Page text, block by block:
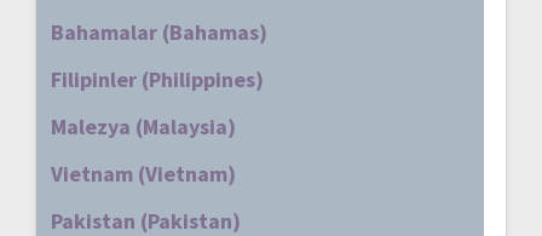
Bahamalar (Bahamas)
Filipinler (Philippines)
Malezya (Malaysia)
Vietnam (Vietnam)
Pakistan (Pakistan)